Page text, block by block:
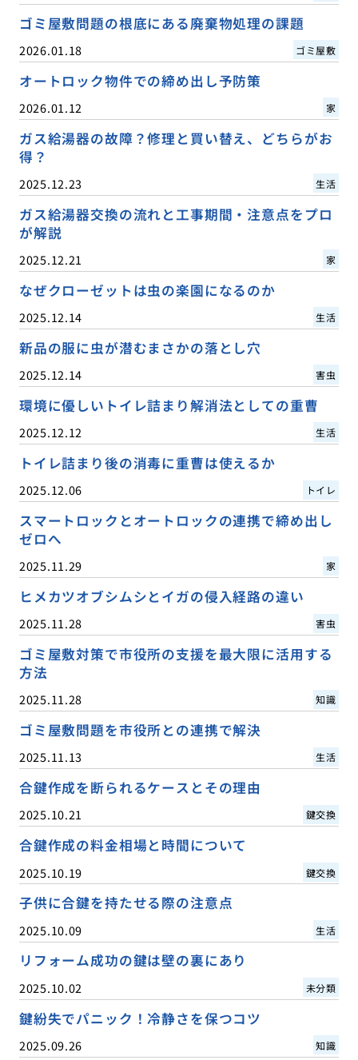
ゴミ屋敷問題の根底にある廃棄物処理の課題
2026.01.18 ゴミ屋敷
オートロック物件での締め出し予防策
2026.01.12 家
ガス給湯器の故障？修理と買い替え、どちらがお
得？
2025.12.23 生活
ガス給湯器交換の流れと工事期間・注意点をプロ
が解説
2025.12.21 家
なぜクローゼットは虫の楽園になるのか
2025.12.14 生活
新品の服に虫が潜むまさかの落とし穴
2025.12.14 害虫
環境に優しいトイレ詰まり解消法としての重曹
2025.12.12 生活
トイレ詰まり後の消毒に重曹は使えるか
2025.12.06 トイレ
スマートロックとオートロックの連携で締め出し
ゼロへ
2025.11.29 家
ヒメカツオブシムシとイガの侵入経路の違い
2025.11.28 害虫
ゴミ屋敷対策で市役所の支援を最大限に活用する
方法
2025.11.28 知識
ゴミ屋敷問題を市役所との連携で解決
2025.11.13 生活
合鍵作成を断られるケースとその理由
2025.10.21 鍵交換
合鍵作成の料金相場と時間について
2025.10.19 鍵交換
子供に合鍵を持たせる際の注意点
2025.10.09 生活
リフォーム成功の鍵は壁の裏にあり
2025.10.02 未分類
鍵紛失でパニック！冷静さを保つコツ
2025.09.26 知識